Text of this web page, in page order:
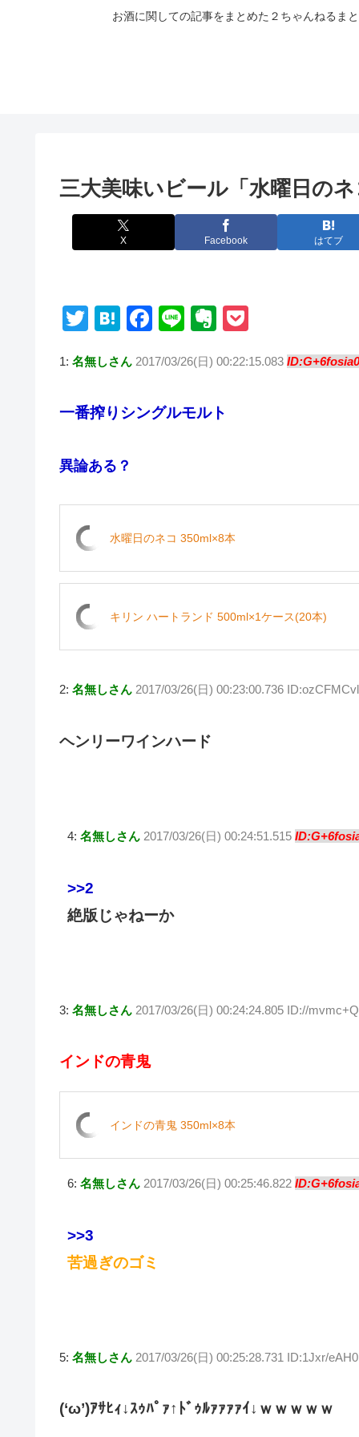
お酒に関しての記事をまとめた２ちゃんねるま
三大美味いビール「水曜日の
X Facebook はてブ
T
tt
H
e
a
F
c
b
k
Li
e
E
er
ot
ck
1: 名無しさん 2017/03/26(日) 00:22:15.083 ID:G+6fosia0
一番搾りシングルモルト
異論ある？
水曜日のネコ 350ml×8本
キリン ハートランド 500ml×1ケース(20本)
2: 名無しさん 2017/03/26(日) 00:23:00.736
ヘンリーワインハード
4: 名無しさん 2017/03/26(日) 00:24:51.515
>>2
絶版じゃねーか
3: 名無しさん 2017/03/26(日) 00:24:24.805 ID://
インドの青鬼
インドの青鬼 350ml×8本
6: 名無しさん 2017/03/26(日) 00:25:46.822
>>3
苦過ぎのゴミ
5: 名無しさん 2017/03/26(日) 00:25:28.731 ID:1Jxr/eAH0
(‘ω’)ｱｻﾋｨ↓ｽｩﾊﾟｧ↑ﾄﾞｩﾙｧｧｧｧｲ↓ｗｗｗｗｗ